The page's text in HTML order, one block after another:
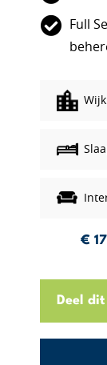
Full
Wijk
€
Deel